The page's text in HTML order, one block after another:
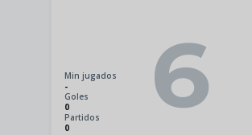
Min jugados
-
Goles
0
Partidos
0
6